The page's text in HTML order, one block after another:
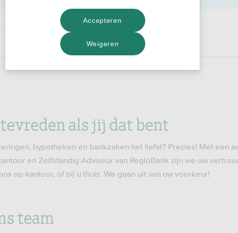
als jij dat bent
hypotheken en bankzaken het liefst? Precies! Met een
en Zelfstandig Adviseur van RegioBank zijn we uw
op kantoor, of bij u thuis. We gaan uit van uw voorkeur!
team
Weigeren
Accepteren